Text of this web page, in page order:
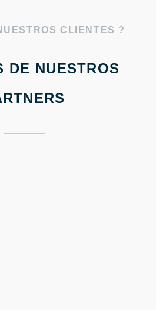
CLIENTES ?
DE NUESTROS